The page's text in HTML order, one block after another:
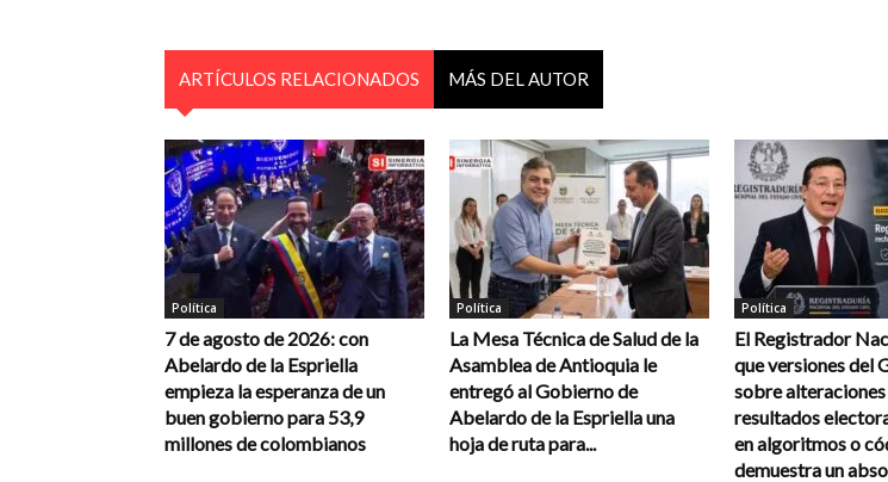
ARTÍCULOS RELACIONADOS MÁS DEL AUTOR
Política
7 de agosto de 2026: con
Abelardo de la Espriella
empieza la esperanza de un
buen gobierno para 53,9
millones de colombianos
Política
La Mesa Técnica de Salud de la
Asamblea de Antioquia le
entregó al Gobierno de
Abelardo de la Espriella una
hoja de ruta para...
Política
El Registrador
que versiones del
sobre alteraciones
resultados
en algoritmos o
demuestra un